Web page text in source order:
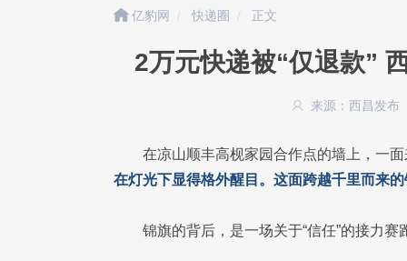
亿豹网 快递圈 正文
2万元快递被“仅退款”
来源：西昌发布
在凉山顺丰高枧家园合作点的墙上，一
在灯光下显得格外醒目。这面跨越千里而来
锦旗的背后，是一场关于“信任”的接力赛